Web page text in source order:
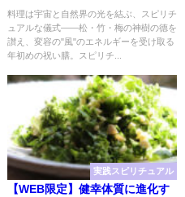
の膳
料理は宇宙と自然界の光を結ぶ、スピリチ
ュアルな儀式——松・竹・梅の神樹の德を
讃え、変容の"風"のエネルギーを受け取る
年初めの祝い膳。スピリチ...
実践スピリチュアル
【WEB限定】健幸体質に進化す